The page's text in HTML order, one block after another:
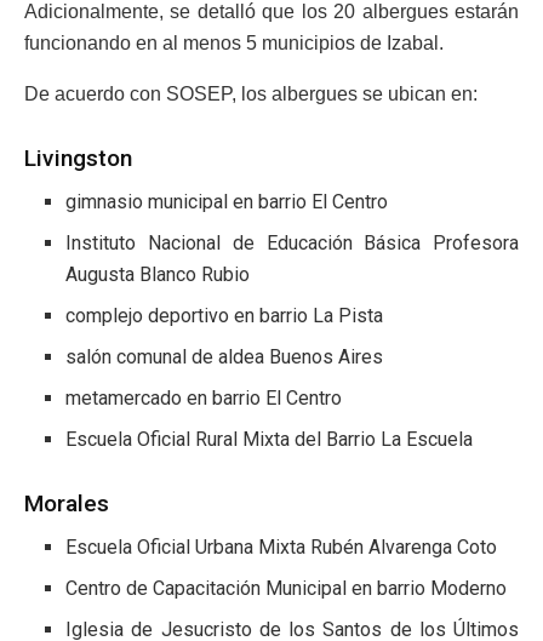
Adicionalmente, se detalló que los 20 albergues estarán
funcionando en al menos 5 municipios de Izabal.
De acuerdo con SOSEP, los albergues se ubican en:
Livingston
gimnasio municipal en barrio El Centro
Instituto Nacional de Educación Básica Profesora
Augusta Blanco Rubio
complejo deportivo en barrio La Pista
salón comunal de aldea Buenos Aires
metamercado en barrio El Centro
Escuela Oficial Rural Mixta del Barrio La Escuela
Morales
Escuela Oficial Urbana Mixta Rubén Alvarenga Coto
Centro de Capacitación Municipal en barrio Moderno
Iglesia de Jesucristo de los Santos de los Últimos